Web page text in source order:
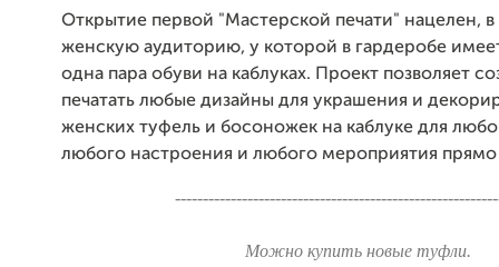
Открытие первой "Мастерской печати" нацелен,
женскую аудиторию, у которой в гардеробе
одна пара обуви на каблуках. Проект позволяет
печатать любые дизайны для украшения и
женских туфель и босоножек на каблуке для
любого настроения и любого мероприятия прямо
Можно купить новые туфли.